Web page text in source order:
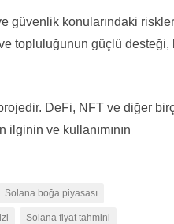
güvenlik konularındaki riskler
topluluğunun güçlü desteği,
DeFi, NFT ve diğer
ve kullanımının
Solana boğa piyasası
Solana fiyat tahmini